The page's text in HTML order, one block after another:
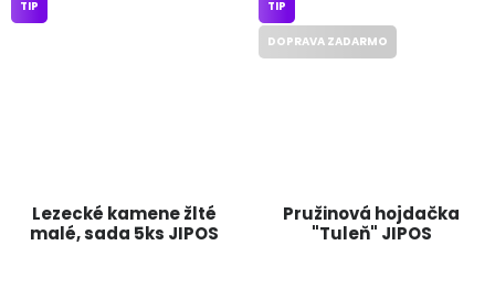
Lezecké kamene žlté
malé, sada 5ks JIPOS
TIP
Pružinová hojdačka
"Tuleň" JIPOS
TIP
DOPRAVA ZADARMO